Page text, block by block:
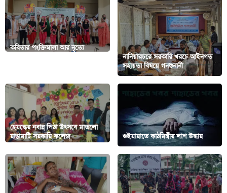
কবিতার পংক্তিমালা আর নৃত্যে
নানিয়ারচরে সরকারি খরচে আইনগত
সহায়তা বিষয়ে গনশুনানী
হেমন্তের নবান্ন পিঠা উৎসবে মাতলো
রাঙামাটি সরকারি কলেজ
গুইমারাতে কাঠমিস্ত্রীর লাশ উদ্ধার